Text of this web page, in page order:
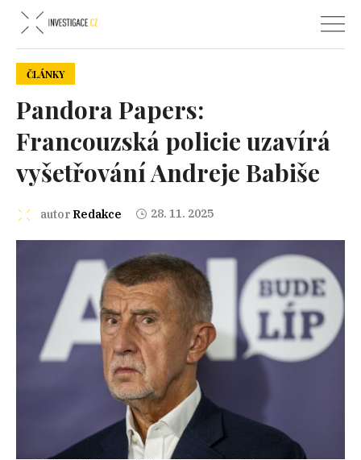
ČLÁNKY
Pandora Papers:
Francouzská policie uzavírá
vyšetřování Andreje Babiše
autor Redakce 28. 11. 2025